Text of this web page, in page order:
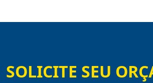
SOLICITE SEU